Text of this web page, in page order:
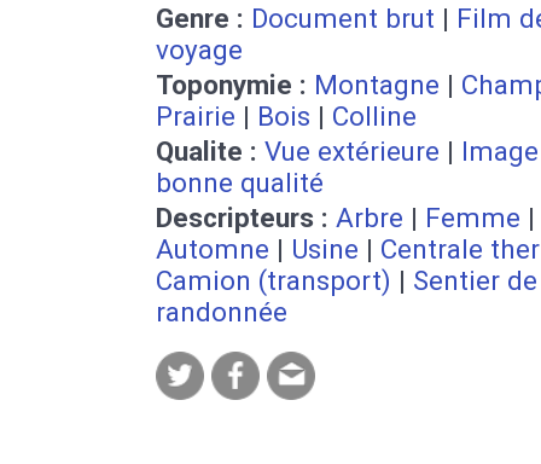
Genre : Document brut | Film
voyage
Toponymie : Montagne |
Prairie | Bois | Colline
Qualite : Vue extérieure |
bonne qualité
Descripteurs : Arbre | Femme |
Automne | Usine | Centrale
Camion (transport) | Sentier de
randonnée